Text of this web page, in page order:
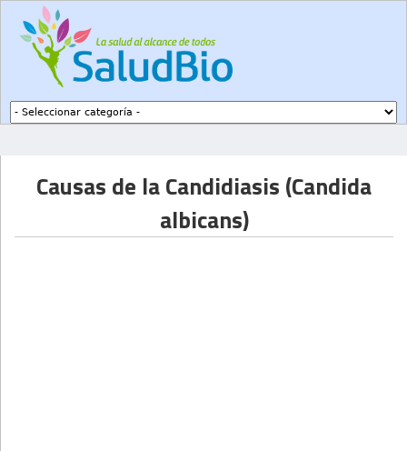
Causas de la Candidiasis (Candida
albicans)